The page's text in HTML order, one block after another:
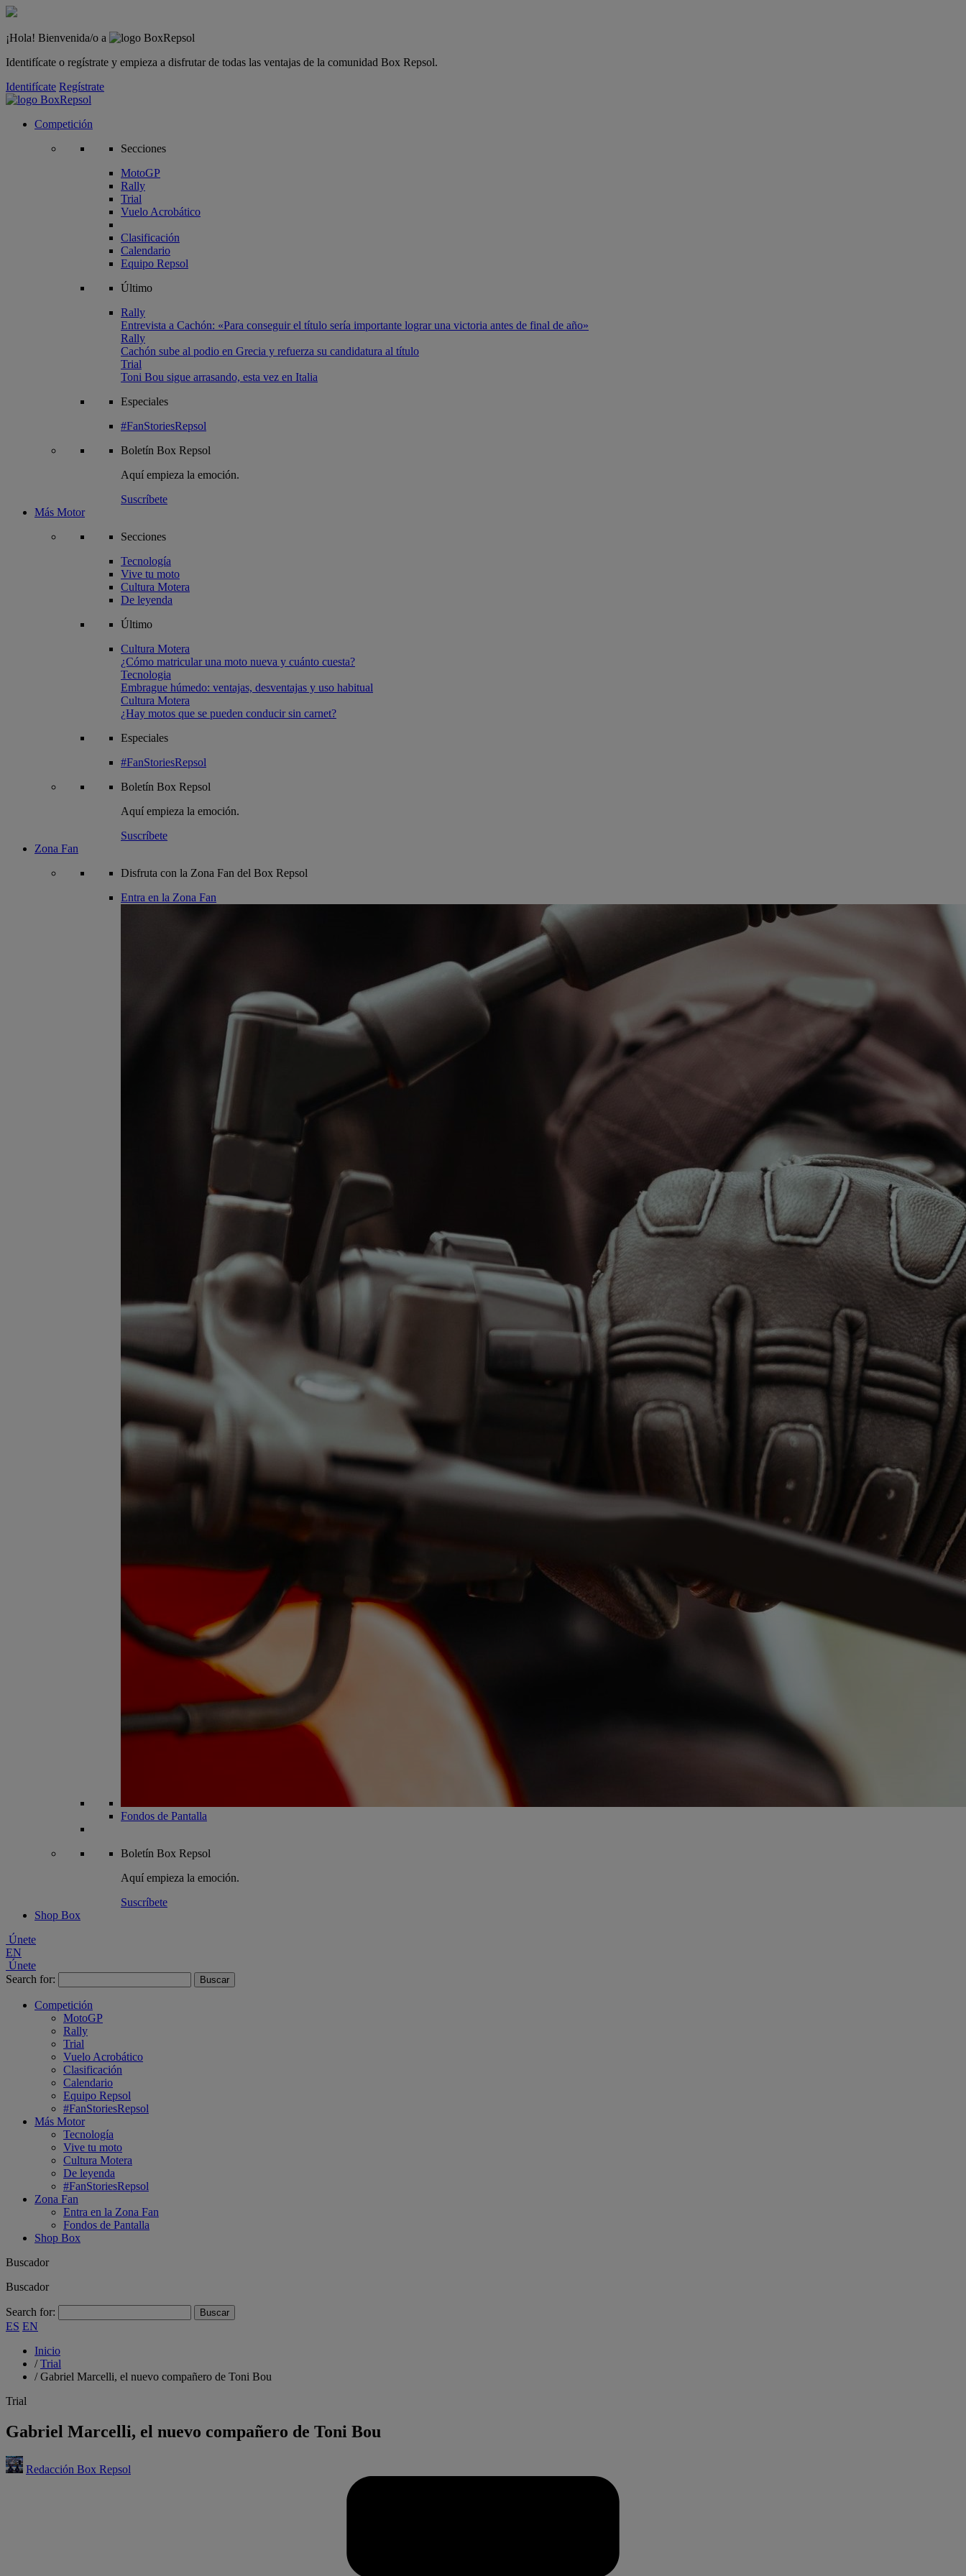
¡Hola! Bienvenida/o a
Identifícate o regístrate y empieza a disfrutar de todas las ventajas de la comunidad Box Repsol.
Identifícate Regístrate
Competición
Secciones
MotoGP
Rally
Trial
Vuelo Acrobático
Clasificación
Calendario
Equipo Repsol
Último
Rally
Entrevista a Cachón: «Para conseguir el título sería importante lograr una victoria antes de final de año»
Rally
Cachón sube al podio en Grecia y refuerza su candidatura al título
Trial
Toni Bou sigue arrasando, esta vez en Italia
Especiales
#FanStoriesRepsol
Boletín Box Repsol
Aquí empieza la emoción.
Suscríbete
Más Motor
Secciones
Tecnología
Vive tu moto
Cultura Motera
De leyenda
Último
Cultura Motera
¿Cómo matricular una moto nueva y cuánto cuesta?
Tecnologia
Embrague húmedo: ventajas, desventajas y uso habitual
Cultura Motera
¿Hay motos que se pueden conducir sin carnet?
Especiales
#FanStoriesRepsol
Boletín Box Repsol
Aquí empieza la emoción.
Suscríbete
Zona Fan
Disfruta con la Zona Fan del Box Repsol
Entra en la Zona Fan
Fondos de Pantalla
Boletín Box Repsol
Aquí empieza la emoción.
Suscríbete
Shop Box
Únete
EN
Únete
Search for:
Competición
MotoGP
Rally
Trial
Vuelo Acrobático
Clasificación
Calendario
Equipo Repsol
#FanStoriesRepsol
Más Motor
Tecnología
Vive tu moto
Cultura Motera
De leyenda
#FanStoriesRepsol
Zona Fan
Entra en la Zona Fan
Fondos de Pantalla
Shop Box
Buscador
Buscador
Search for:
ES EN
Inicio
/Trial
/Gabriel Marcelli, el nuevo compañero de Toni Bou
Trial
Gabriel Marcelli, el nuevo compañero de Toni Bou
Redacción Box Repsol